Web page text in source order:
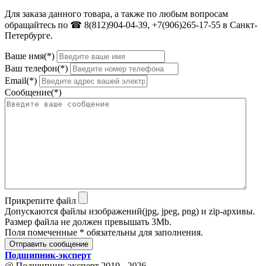
Для заказа данного товара, а также по любым вопросам
обращайтесь по ☎ 8(812)904-04-39, +7(906)265-17-55 в Санкт-
Петербурге.
Ваше имя(*)
Ваш телефон(*)
Email(*)
Сообщение(*)
Прикрепите файл
Допускаются файлы изображений(jpg, jpeg, png) и zip-архивы.
Размер файла не должен превышать 3Mb.
Поля помеченные * обязательны для заполнения.
Отправить сообщение
Подшипник-эксперт